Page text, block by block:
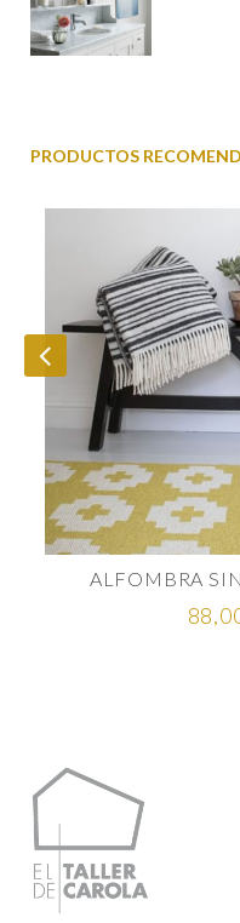
PRODUCTOS
ALFOMBRA